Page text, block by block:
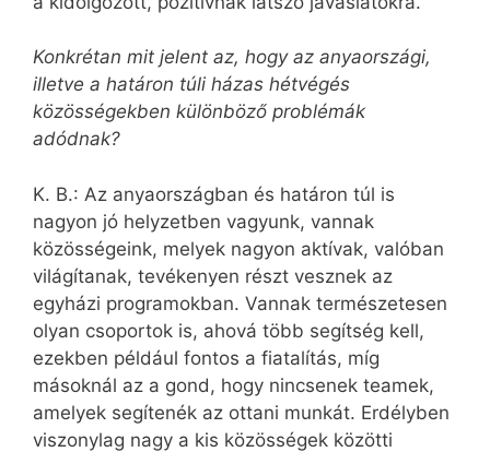
Konkrétan mit jelent az, hogy az anyaországi,
illetve a határon túli házas hétvégés
közösségekben különböző problémák
adódnak?
K. B.: Az anyaországban és határon túl is
nagyon jó helyzetben vagyunk, vannak
közösségeink, melyek nagyon aktívak, valóban
világítanak, tevékenyen részt vesznek az
egyházi programokban. Vannak természetesen
olyan csoportok is, ahová több segítség kell,
ezekben például fontos a fiatalítás, míg
másoknál az a gond, hogy nincsenek teamek,
amelyek segítenék az ottani munkát. Erdélyben
viszonylag nagy a kis közösségek közötti